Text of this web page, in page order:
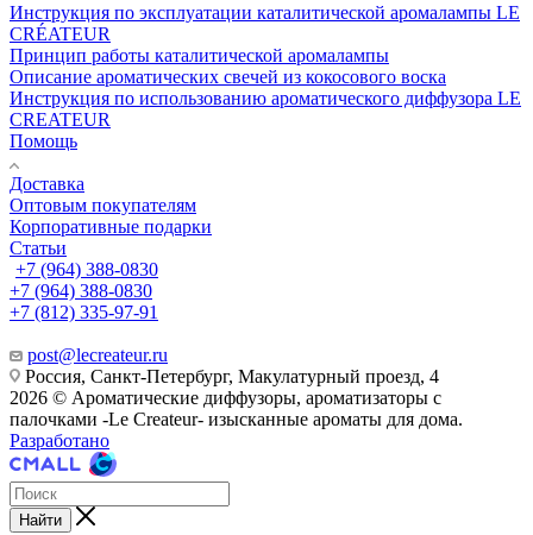
Инструкция по эксплуатации каталитической аромалампы LE
CRÉATEUR
Принцип работы каталитической аромалампы
Описание ароматических свечей из кокосового воска
Инструкция по использованию ароматического диффузора LE
CREATEUR
Помощь
Доставка
Оптовым покупателям
Корпоративные подарки
Статьи
+7 (964) 388-0830
+7 (964) 388-0830
+7 (812) 335-97-91
post@lecreateur.ru
Россия, Санкт-Петербург, Макулатурный проезд, 4
2026 © Ароматические диффузоры, ароматизаторы с
палочками -Le Createur- изысканные ароматы для дома.
Разработано
Найти